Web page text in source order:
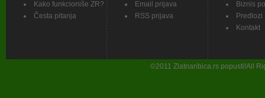
Kako funkcioniše ZR?
Česta pitanja
Email prijava
RSS prijava
Biznis
Predlozi
Kontakt
©2011 Zlatnaribica.rs popusti!All